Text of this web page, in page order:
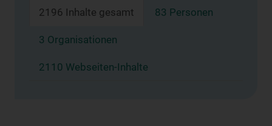
2196 Inhalte gesamt 83 Personen
3 Organisationen
2110 Webseiten-Inhalte